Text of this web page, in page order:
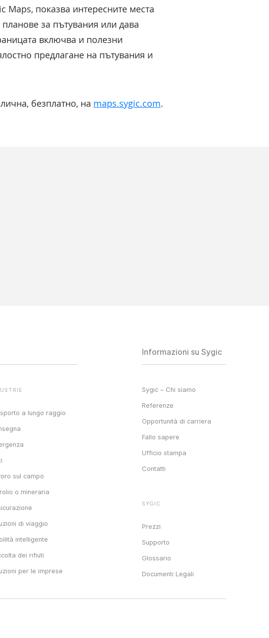
Maps, показва интересните места
за пътувания или дава
включва и полезни
предлагане на пътувания и
безплатно, на maps.sygic.com.
a lungo raggio
sul campo
o mineraria
di viaggio
intelligente
dei rifiuti
per le imprese
Informazioni su Sygic
Sygic – Chi siamo
Referenze
Opportunità di carriera
Fallo sapere
Ufficio stampa
Contatti
SYGIC
Prezzi
Supporto
Glossario
Documenti Legali